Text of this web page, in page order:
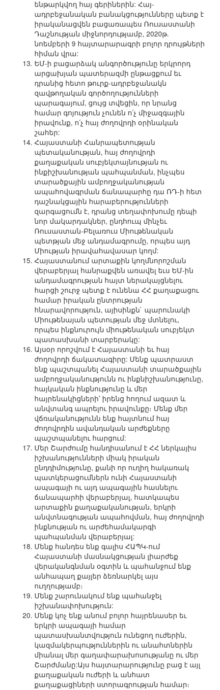
ենթարկվող հայ գերիներին: Հայ-
ադրբեջանական բանակցությունները պետք է
իրականացվեն բացառապես Ռուսաստանի
Դաշնության միջնորդությամբ, 2020թ.
նոեմբերի 9 հայտարարագրի բոլոր դրույթների
հիման վրա:
ԵՄ-ի բացարձակ անգործությունը երկրորդ
արցախյան պատերազմի ընթացքում եւ
դրանից հետո թուրք-ադրբեջանակն
զավթողական գործողությունների
պարագայում, ցույց տվեցին, որ նրանց
համար գոյություն չունեն ո՛չ միջազգային
իրավունք, ո՛չ հայ ժողովրդի օրինական
շահեր:
Հայաստանի Հանրապետության
պետականության, հայ ժողովրդի
քաղաքական սուբյեկտայնության ու
ինքիշխանության պահպանման, ինչպես
տարածքային ամբողջականության
ապահովագրման ճանապարհը դա ՌԴ-ի հետ
դաշնակցային հարաբերությունների
զարգացումն է, դրանց տեղափոխումը դեպի
նոր մակարդակներ, ընդհուպ մինչեւ
Ռուսաստան-Բելառուս Միութենական
պետթյան մեջ անդամագրումը, որպես այդ
Միության իրավահավասար կողմ:
Հայաստանում արտաքին կողմնորոշման
վերաբերյալ հանրաքվեն առավել եւս ԵՄ-ին
անդամագրության հայտ ներակայցնելու
հարցի շուրջ պետք է ունենա ՀՀ քաղաքացու
համար իրական ընտրության
հնարավորություն, այիսինքն` պարունակի
Միութենայան պետության մեջ մտնելու,
որպես ինքնուրույն միութենական սուբյեկտ
պատասխանի տարբերակը:
Այսօր որոշվում է Հայաստանի եւ հայ
ժողովրդի ճակատագիրը: Մենք պատրաստ
ենք պաշտպանել Հայաստանի տարածքային
ամբողջականությունն ու ինքնիշխանությունը,
հայկական ինքնությունը և մեր
հայրենակիցների՝ իրենց հողում ազատ և
անվտանգ ապրելու իրավունքը։ Մենք մեր
վճռականությունն ենք հայտնում հայ
ժողովրդին ավանդական արժեքները
պաշտպանելու հարցում:
Մեր Շարժումը հանդիսանում է ՀՀ ներկայիս
իշխանությունների միակ իրական
ընդդիմությունը, քանի որ ուղիղ հակառակ
պատկերացումներն ունի Հայաստանի
ապագայի ու այդ ապագային հասնելու
ճանապարհի վերաբերյալ, հատկապես
արտաքին քաղաքականության, երկրի
անվտնագության ապահովման, հայ ժողովրդի
ինքնության ու արժեհամակարգի
պահպանման վերաբերյալ:
Մենք հանդես ենք գալիս ՀԱՊԿ-ում
Հայաստանի մասնակցության լիարժեք
վերականգնման օգտին և պահանջում ենք
անհապաղ քայլեր ձեռնարկել այս
ուղղությամբ։
Մենք շարունակում ենք պահանջել
իշխանափոխություն:
Մենք կոչ ենք անում բոլոր հայրենասեր եւ
երկրի ապագայի համար
պատասխանտվություն ունեցող ուժերին,
կազմակերպություններին ու անահտներին
միանալ մեր գաղափարախոսությանը ու մեր
Շարժմանը:Այս հայտարարությունը բաց է այլ
քաղաքական ուժերի և անհատ
քաղաքացիների ստորագրության համար։